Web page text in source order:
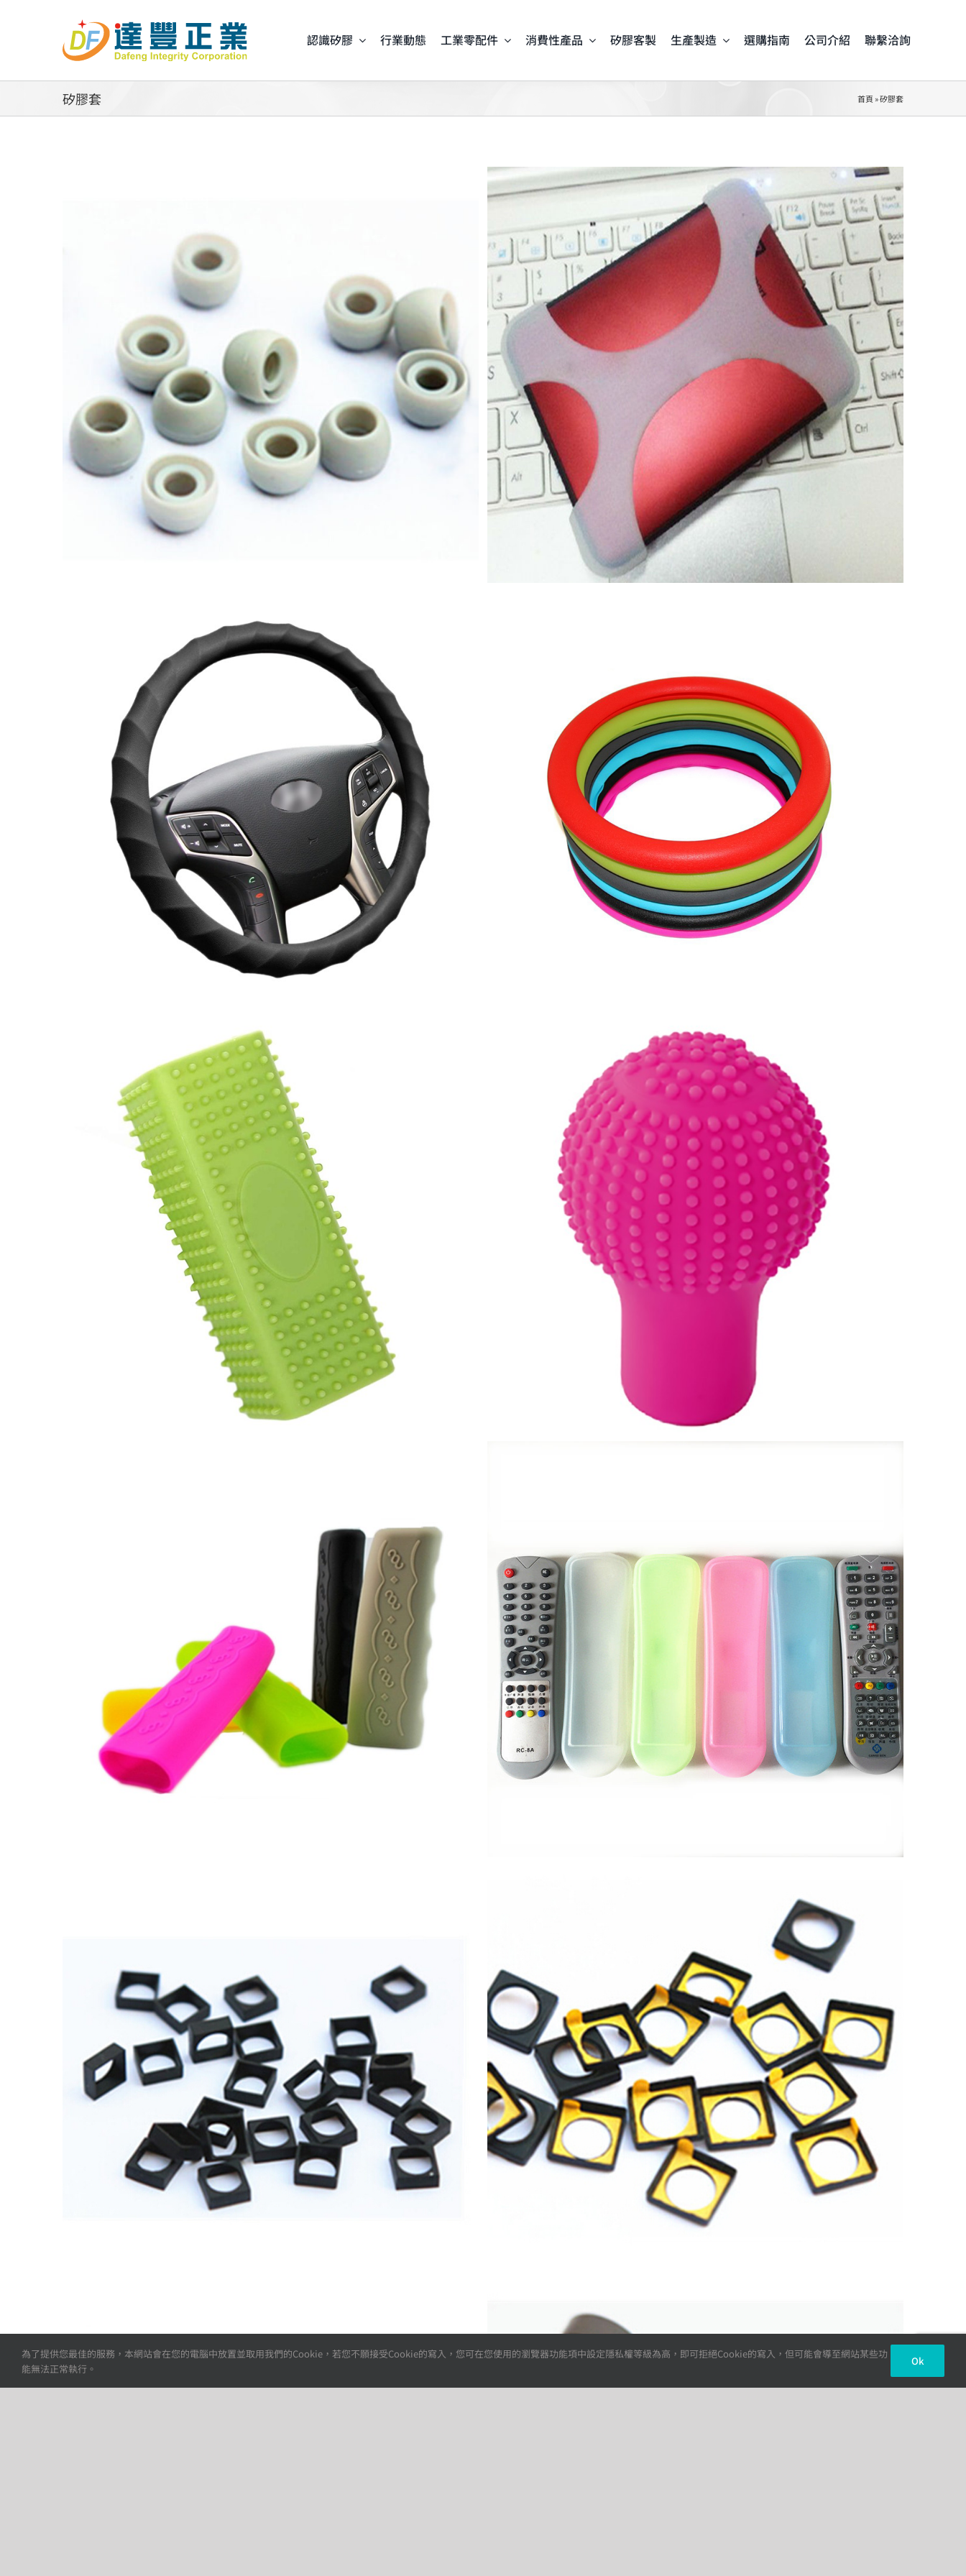
認識矽膠 行業動態 工業零配件 消費性產品 矽膠客製 生產製造 選購指南 公司介紹 聯繫洽詢
矽膠套 首頁 »矽膠套
矽膠套,膜
矽膠套,膜
矽膠套,膜
矽膠套,膜
為了提供您最佳的服務，本網站會在您的電腦中放置並取用我們的Cookie，若您不願接受Cookie的寫入，您可在您使用的瀏覽器功能項中設定隱私權等級為高，即可拒絕Cookie的寫入，但可能會導至網站某些功
能無法正常執行。
Ok